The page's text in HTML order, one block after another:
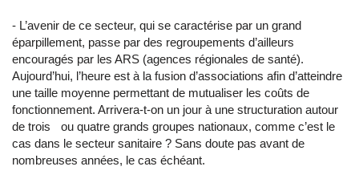
- L’avenir de ce secteur, qui se caractérise par un grand
éparpillement, passe par des regroupements d’ailleurs
encouragés par les ARS (agences régionales de santé).
Aujourd’hui, l’heure est à la fusion d’associations afin d’atteindre
une taille moyenne permettant de mutualiser les coûts de
fonctionnement. Arrivera-t-on un jour à une structuration autour
de trois ou quatre grands groupes nationaux, comme c’est le
cas dans le secteur sanitaire ? Sans doute pas avant de
nombreuses années, le cas échéant.